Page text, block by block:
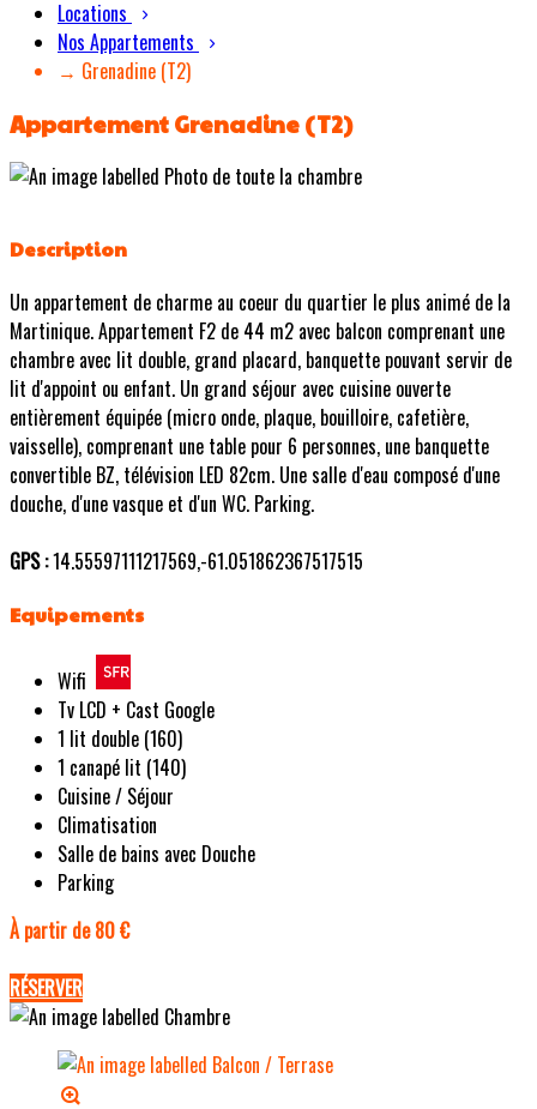
Locations
Nos Appartements
→ Grenadine (T2)
Appartement Grenadine (T2)
Description
Un appartement de charme au coeur du quartier le plus animé de la
Martinique. Appartement F2 de 44 m2 avec balcon comprenant une
chambre avec lit double, grand placard, banquette pouvant servir de
lit d'appoint ou enfant. Un grand séjour avec cuisine ouverte
entièrement équipée (micro onde, plaque, bouilloire, cafetière,
vaisselle), comprenant une table pour 6 personnes, une banquette
convertible BZ, télévision LED 82cm. Une salle d'eau composé d'une
douche, d'une vasque et d'un WC. Parking.
GPS :14.55597111217569,-61.051862367517515
Equipements
Wifi
Tv LCD + Cast Google
1 lit double (160)
1 canapé lit (140)
Cuisine / Séjour
Climatisation
Salle de bains avec Douche
Parking
À partir de 80 €
RÉSERVER